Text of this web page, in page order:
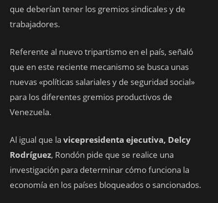
que deberían tener los gremios sindicales y de
trabajadores.
Referente al nuevo tripartismo en el país, señaló
que en este reciente mecanismo se busca unas
nuevas «políticas salariales y de seguridad social»
para los diferentes gremios productivos de
Venezuela.
Al igual que la vicepresidenta ejecutiva, Delcy
Rodríguez, Rondón pide que se realice una
investigación para determinar cómo funciona la
economía en los países bloqueados o sancionados.